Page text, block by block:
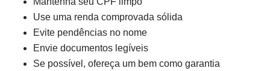
Use uma renda comprovada sólida
Evite pendências no nome
Envie documentos legíveis
Se possível, ofereça um bem como garantia